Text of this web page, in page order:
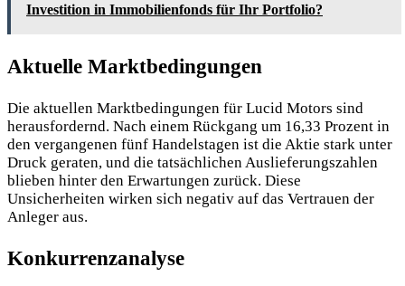
Investition in Immobilienfonds für Ihr Portfolio?
Aktuelle Marktbedingungen
Die aktuellen Marktbedingungen für Lucid Motors sind
herausfordernd. Nach einem Rückgang um 16,33 Prozent in
den vergangenen fünf Handelstagen ist die Aktie stark unter
Druck geraten, und die tatsächlichen Auslieferungszahlen
blieben hinter den Erwartungen zurück. Diese
Unsicherheiten wirken sich negativ auf das Vertrauen der
Anleger aus.
Konkurrenzanalyse